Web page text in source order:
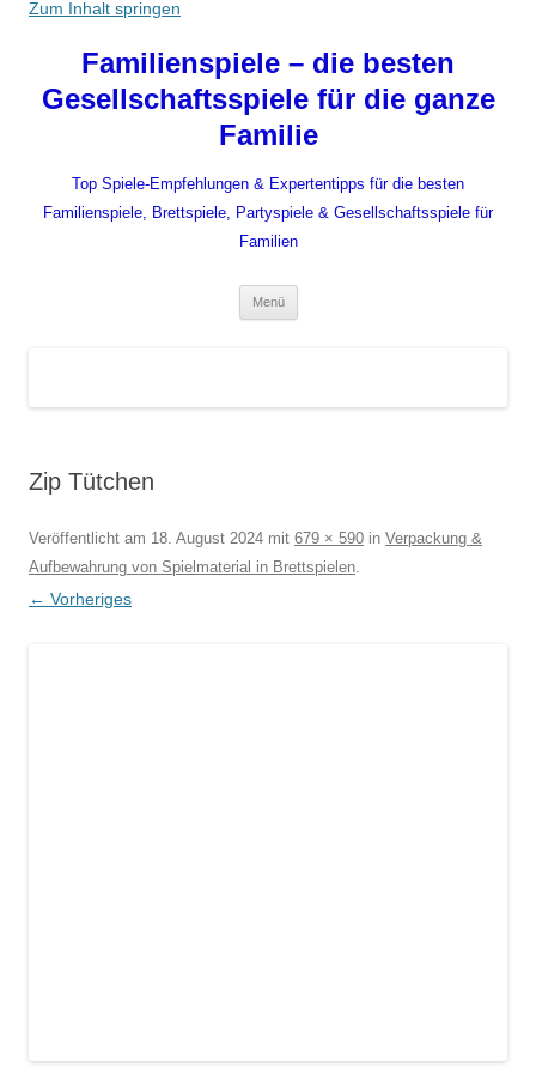
Zum Inhalt springen
Familienspiele – die besten
Gesellschaftsspiele für die ganze
Familie
Top Spiele-Empfehlungen & Expertentipps für die besten
Familienspiele, Brettspiele, Partyspiele & Gesellschaftsspiele für
Familien
Menü
Zip Tütchen
Veröffentlicht am 18. August 2024 mit 679 × 590 in Verpackung &
Aufbewahrung von Spielmaterial in Brettspielen.
← Vorheriges